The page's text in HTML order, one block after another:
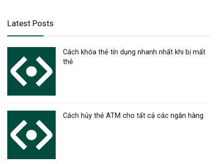
Latest Posts
Cách khóa thẻ tín dụng nhanh nhất khi bị mất
thẻ
Cách hủy thẻ ATM cho tất cả các ngân hàng